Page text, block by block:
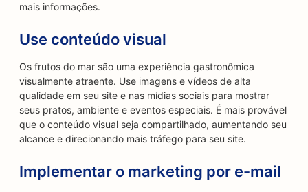
mais informações.
Use conteúdo visual
Os frutos do mar são uma experiência gastronômica
visualmente atraente. Use imagens e vídeos de alta
qualidade em seu site e nas mídias sociais para mostrar
seus pratos, ambiente e eventos especiais. É mais provável
que o conteúdo visual seja compartilhado, aumentando seu
alcance e direcionando mais tráfego para seu site.
Implementar o marketing por e-mail